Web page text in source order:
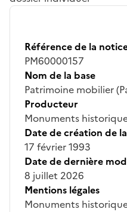
Référence de la
PM60000157
Nom de la base
Patrimoine mobilier
Producteur
Monuments
Date de création de
17 février 1993
Date de dernière
8 juillet 2026
Mentions légales
Monuments